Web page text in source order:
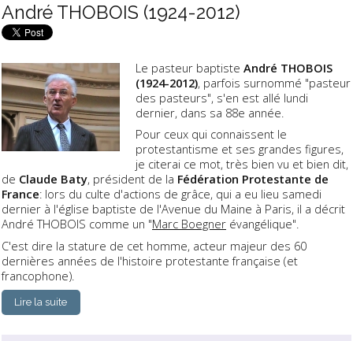
André THOBOIS (1924-2012)
Le pasteur baptiste André THOBOIS
(1924-2012), parfois surnommé "pasteur
des pasteurs", s'en est allé lundi
dernier, dans sa 88e année.
Pour ceux qui connaissent le
protestantisme et ses grandes figures,
je citerai ce mot, très bien vu et bien dit,
de Claude Baty, président de la Fédération Protestante de
France: lors du culte d'actions de grâce, qui a eu lieu samedi
dernier à l'église baptiste de l'Avenue du Maine à Paris, il a décrit
André THOBOIS comme un "Marc Boegner évangélique".
C'est dire la stature de cet homme, acteur majeur des 60
dernières années de l'histoire protestante française (et
francophone).
Lire la suite